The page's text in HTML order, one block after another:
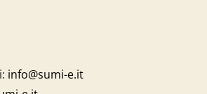
info@sumi-e.it